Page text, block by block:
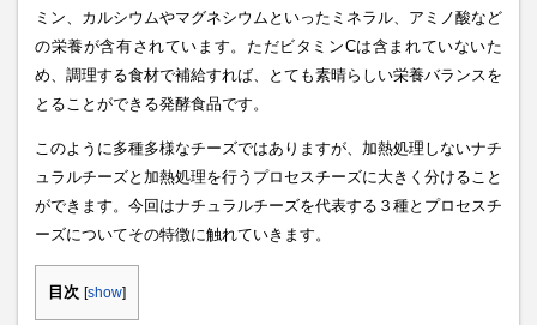
ミン、カルシウムやマグネシウムといったミネラル、アミノ酸など
の栄養が含有されています。ただビタミンCは含まれていないた
め、調理する食材で補給すれば、とても素晴らしい栄養バランスを
とることができる発酵食品です。
このように多種多様なチーズではありますが、加熱処理しないナチ
ュラルチーズと加熱処理を行うプロセスチーズに大きく分けること
ができます。今回はナチュラルチーズを代表する３種とプロセスチ
ーズについてその特徴に触れていきます。
目次 [show]